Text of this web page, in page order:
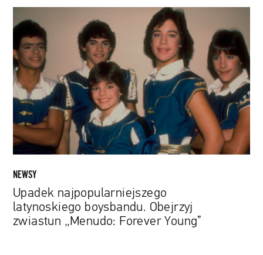
najpopularniejszego
latynoskiego
boysbandu.
Obejrzyj
zwiastun
„Menudo:
Forever
Young”
NEWSY
Upadek najpopularniejszego
latynoskiego boysbandu. Obejrzyj
zwiastun „Menudo: Forever Young”